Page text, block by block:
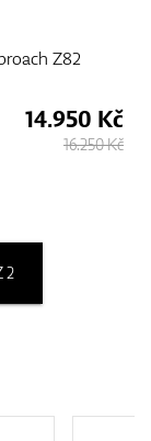
Z82
14.950 Kč
16.250 Kč
2